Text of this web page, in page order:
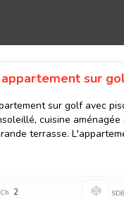
sur
sur golf avec
cuisine
terrasse.
Ch 2 SDB